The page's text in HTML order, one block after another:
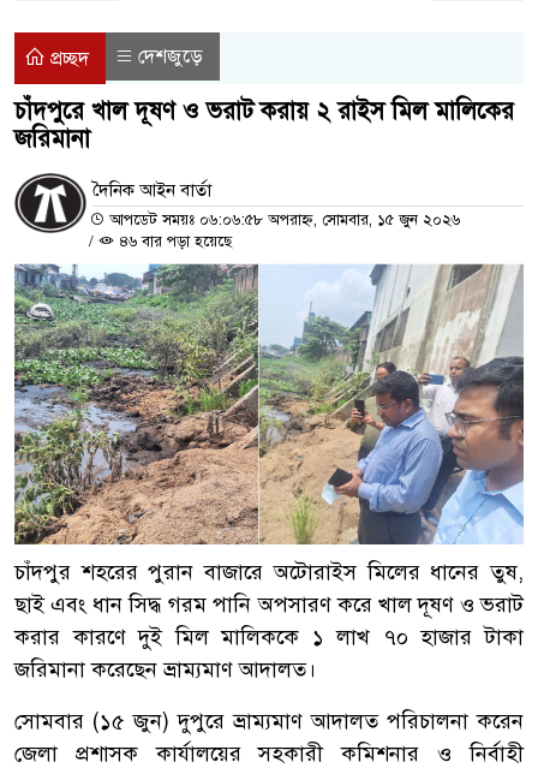
প্রচ্ছদ দেশজুড়ে
চাঁদপুরে খাল দূষণ ও ভরাট করায় ২ রাইস মিল মালিকের
জরিমানা
দৈনিক আইন বার্তা
আপডেট সময়ঃ ০৬:০৬:৫৮ অপরাহ্ন, সোমবার, ১৫ জুন ২০২৬
/
৪৬ বার পড়া হয়েছে
চাঁদপুর শহরের পুরান বাজারে অটোরাইস মিলের ধানের তুষ,
ছাই এবং ধান সিদ্ধ গরম পানি অপসারণ করে খাল দূষণ ও ভরাট
করার কারণে দুই মিল মালিককে ১ লাখ ৭০ হাজার টাকা
জরিমানা করেছেন ভ্রাম্যমাণ আদালত।
সোমবার (১৫ জুন) দুপুরে ভ্রাম্যমাণ আদালত পরিচালনা করেন
জেলা প্রশাসক কার্যালয়ের সহকারী কমিশনার ও নির্বাহী